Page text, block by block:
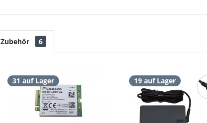
Zubehör 6
31 auf Lager 19 auf Lager